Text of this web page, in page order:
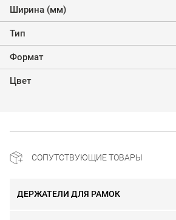
Ширина (мм)
Тип
Формат
Цвет
СОПУТСТВУЮЩИЕ ТОВАРЫ
ДЕРЖАТЕЛИ ДЛЯ РАМОК